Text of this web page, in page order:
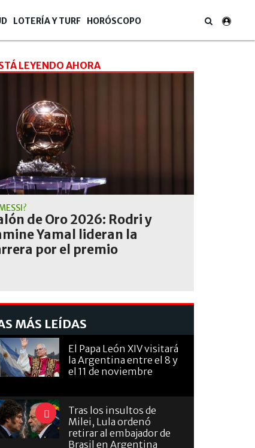
LOTERÍA Y TURF HORÓSCOPO
LEYENDO AHORA
de Oro 2026: Rodri y
Yamal lideran la
por el premio
MÁS LEÍDAS
El Papa León XIV visitará
la Argentina entre el 8 y
el 11 de noviembre
Tras los insultos de
Milei, Lula ordenó
retirar al embajador de
Brasil en Argentina